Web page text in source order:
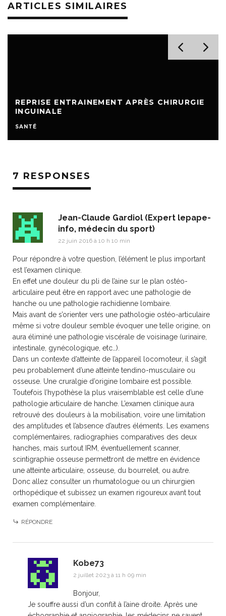
ARTICLES SIMILAIRES
REPRISE ENTRAINEMENT APRÈS CHIRURGIE
INGUINALE
SANTÉ
7 RESPONSES
Jean-Claude Gardiol (Expert lepape-
info, médecin du sport)
22 juin 2016 à 10 h 10 min
Pour répondre à votre question, l’élément le plus important
est l’examen clinique.
En effet une douleur du pli de l’aine sur le plan ostéo-
articulaire peut être en rapport avec une pathologie de
hanche ou une pathologie rachidienne lombaire.
Mais avant de s’orienter vers une pathologie ostéo-articulaire
même si votre douleur semble évoquer une telle origine, on
aura éliminé une pathologie viscérale de voisinage (urinaire,
intestinale, gynécologique, etc…).
Dans un contexte d’atteinte de l’appareil locomoteur, il s’agit
peu probablement d’une atteinte tendino-musculaire ou
osseuse. Une cruralgie d’origine lombaire est possible.
Toutefois l’hypothèse la plus vraisemblable est celle d’une
pathologie articulaire de hanche. L’examen clinique aura
retrouvé des douleurs à la mobilisation, voire une limitation
des amplitudes et l’absence d’autres éléments. Les examens
complémentaires, radiographies comparatives des deux
hanches, mais surtout IRM, éventuellement scanner,
scintigraphie osseuse permettront de mettre en évidence
une atteinte articulaire, osseuse, du bourrelet, ou autre.
Donc allez consulter un rhumatologue ou un chirurgien
orthopédique et subissez un examen rigoureux avant tout
examen complémentaire.
RÉPONDRE
Kobe73
2 juillet 2023 à 11 h 09 min
Bonjour,
Je souffre aussi d’un conflit à l’aine droite. Après une